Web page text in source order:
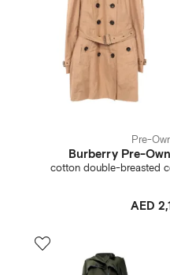
Pre-
Burberry Pre-
cotton double-breasted
AED